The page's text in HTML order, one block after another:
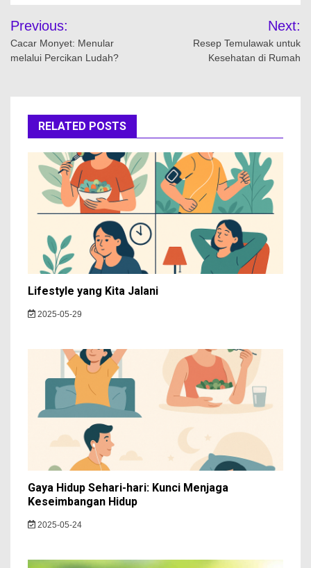
Navigasi
pos
Previous:
Cacar Monyet: Menular
melalui Percikan Ludah?
Next:
Resep Temulawak untuk
Kesehatan di Rumah
RELATED POSTS
Lifestyle yang Kita Jalani
2025-05-29
Gaya Hidup Sehari-hari: Kunci Menjaga
Keseimbangan Hidup
2025-05-24